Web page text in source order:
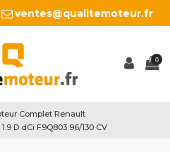
ventes@qualitemoteur.fr
0
Complet Renault
D dCi F9Q803 96/130 CV